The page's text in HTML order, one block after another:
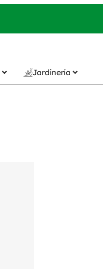
Jardinería